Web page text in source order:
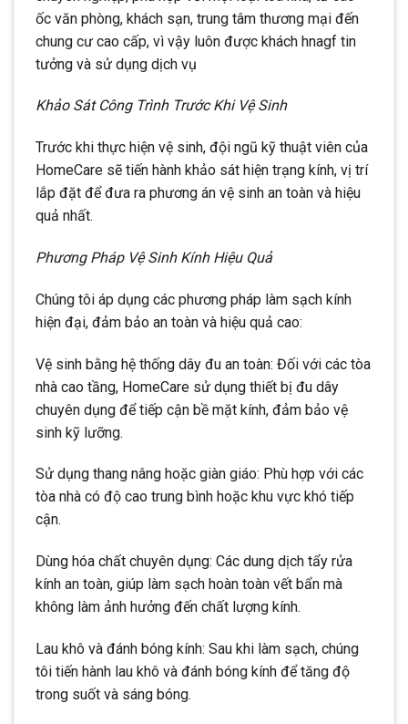
ốc văn phòng, khách sạn, trung tâm thương mại đến
chung cư cao cấp, vì vậy luôn được khách hnagf tin
tưởng và sử dụng dịch vụ
Khảo Sát Công Trình Trước Khi Vệ Sinh
Trước khi thực hiện vệ sinh, đội ngũ kỹ thuật viên của
HomeCare sẽ tiến hành khảo sát hiện trạng kính, vị trí
lắp đặt để đưa ra phương án vệ sinh an toàn và hiệu
quả nhất.
Phương Pháp Vệ Sinh Kính Hiệu Quả
Chúng tôi áp dụng các phương pháp làm sạch kính
hiện đại, đảm bảo an toàn và hiệu quả cao:
Vệ sinh bằng hệ thống dây đu an toàn: Đối với các tòa
nhà cao tầng, HomeCare sử dụng thiết bị đu dây
chuyên dụng để tiếp cận bề mặt kính, đảm bảo vệ
sinh kỹ lưỡng.
Sử dụng thang nâng hoặc giàn giáo: Phù hợp với các
tòa nhà có độ cao trung bình hoặc khu vực khó tiếp
cận.
Dùng hóa chất chuyên dụng: Các dung dịch tẩy rửa
kính an toàn, giúp làm sạch hoàn toàn vết bẩn mà
không làm ảnh hưởng đến chất lượng kính.
Lau khô và đánh bóng kính: Sau khi làm sạch, chúng
tôi tiến hành lau khô và đánh bóng kính để tăng độ
trong suốt và sáng bóng.